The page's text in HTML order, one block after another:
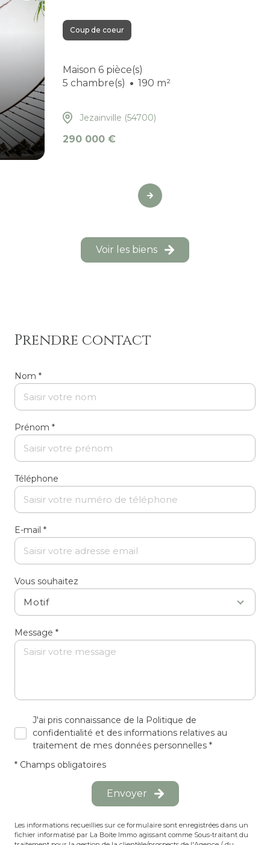
Coup de coeur
Maison 6 pièce(s)
5 chambre(s)
190 m²
Jezainville (54700)
290 000 €
Prénom *
Téléphone
E-mail *
Vous souhaitez
Motif
Message *
J'ai pris connaissance de la Politique de
traitement de mes données personnelles *
* Champs obligatoires
Les informations recueillies sur ce formulaire sont enregistrées dans un
traitement pour la gestion de la clientèle/prospects de l'Agence / du
Réseau qui reste Responsable du Traitement de vos Données
personnelles. La base légale du traitement repose sur l'intérêt légitime de